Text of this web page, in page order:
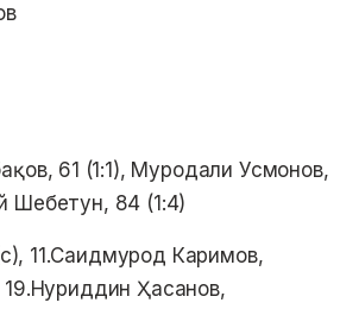
61 (1:1), Муродали Усмонов,
Шебетун, 84 (1:4)
11.Саидмурод Каримов,
Ҳасанов,